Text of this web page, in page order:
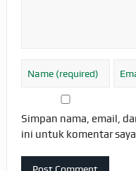
Simpan nama, email,
ini untuk komentar